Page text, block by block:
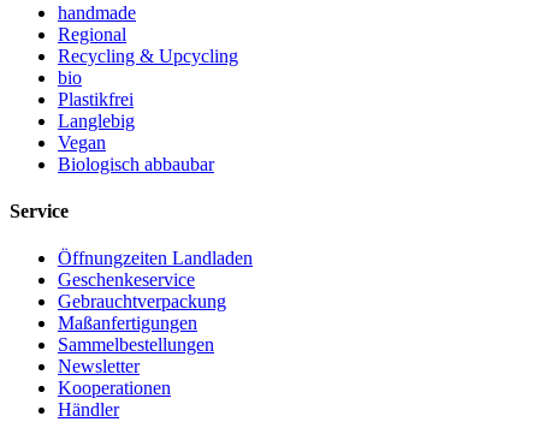
handmade
Regional
Recycling & Upcycling
bio
Plastikfrei
Langlebig
Vegan
Biologisch abbaubar
Service
Öffnungzeiten Landladen
Geschenkeservice
Gebrauchtverpackung
Maßanfertigungen
Sammelbestellungen
Newsletter
Kooperationen
Händler